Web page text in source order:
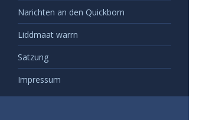
Narichten an den Quickborn
Liddmaat warrn
Satzung
Impressum